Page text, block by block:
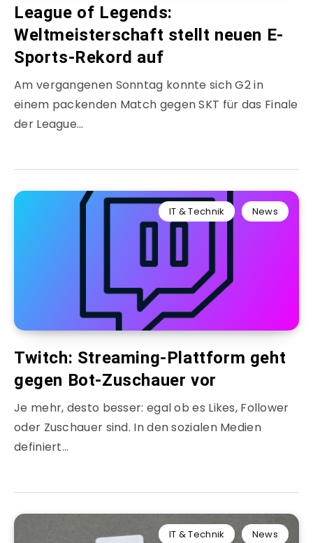
League of Legends:
Weltmeisterschaft stellt neuen E-
Sports-Rekord auf
Am vergangenen Sonntag konnte sich G2 in
einem packenden Match gegen SKT für das Finale
der League…
IT & Technik News
Twitch: Streaming-Plattform geht
gegen Bot-Zuschauer vor
Je mehr, desto besser: egal ob es Likes, Follower
oder Zuschauer sind. In den sozialen Medien
definiert…
IT & Technik News